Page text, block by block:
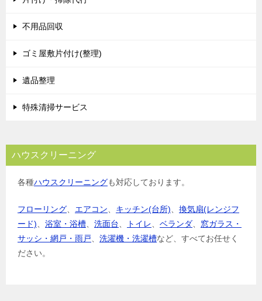
ー
シ 不用品回収
ゴミ屋敷片付け(整理)
遺品整理
特殊清掃サービス
ハウスクリーニング
各種ハウスクリーニングも対応しております。
フローリング、 エアコン、 キッチン(台所)、 換気扇(レンジフ
ード)、 浴室・浴槽、 洗面台、 トイレ、 ベランダ、 窓ガラス・
サッシ・網戸・雨戸、 洗濯機・洗濯槽など、すべてお任せく
ださい。